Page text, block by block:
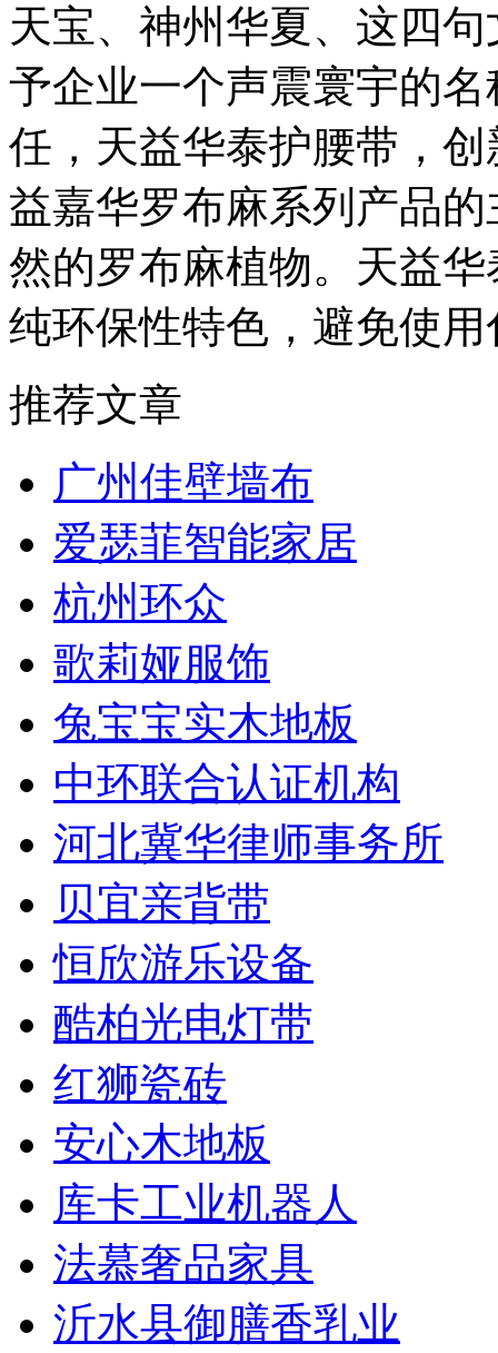
天宝、神州华夏、这四
予企业一个声震寰宇的
任，天益华泰护腰带，
益嘉华罗布麻系列产品
然的罗布麻植物。天益
纯环保性特色，避免使
推荐文章
广州佳壁墙布
爱瑟菲智能家居
杭州环众
歌莉娅服饰
兔宝宝实木地板
中环联合认证机构
河北冀华律师事务所
贝宜亲背带
恒欣游乐设备
酷柏光电灯带
红狮瓷砖
安心木地板
库卡工业机器人
法慕奢品家具
沂水县御膳香乳业